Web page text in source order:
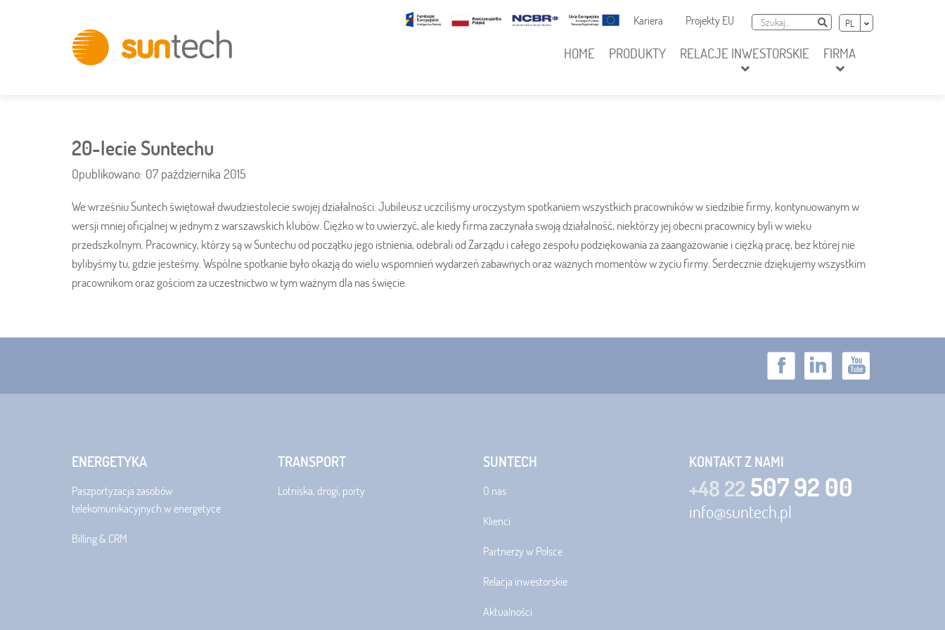
Nawigacja dodatkowa
Kariera Projekty EU Szukaj Szukaj
Wybierz język
PL
nawigacja
HOME PRODUKTY RELACJE INWESTORSKIE FIRMA
20-lecie Suntechu
Opublikowano: 07 października 2015
We wrześniu Suntech świętował dwudziestolecie swojej działalności. Jubileusz uczciliśmy uroczystym spotkaniem wszystkich pracowników w siedzibie firmy, kontynuowanym w
wersji mniej oficjalnej w jednym z warszawskich klubów. Ciężko w to uwierzyć, ale kiedy firma zaczynała swoją działalność, niektórzy jej obecni pracownicy byli w wieku
przedszkolnym. Pracownicy, którzy są w Suntechu od początku jego istnienia, odebrali od Zarządu i całego zespołu podziękowania za zaangażowanie i ciężką pracę, bez której nie
bylibyśmy tu, gdzie jesteśmy. Wspólne spotkanie było okazją do wielu wspomnień wydarzeń zabawnych oraz ważnych momentów w życiu firmy. Serdecznie dziękujemy wszystkim
pracownikom oraz gościom za uczestnictwo w tym ważnym dla nas święcie.
ENERGETYKA
Paszportyzacja zasobów
telekomunikacyjnych w energetyce
Billing & CRM
TRANSPORT
Lotniska, drogi, porty
SUNTECH
O nas
Klienci
Partnerzy w Polsce
Relacja inwestorskie
Aktualności
KONTAKT Z NAMI
+48 22 507 92 00
info@suntech.pl